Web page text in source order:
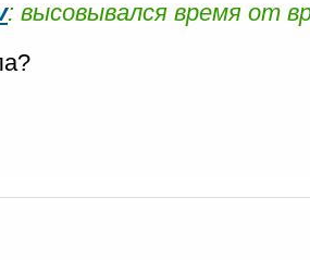
: высовывался время от